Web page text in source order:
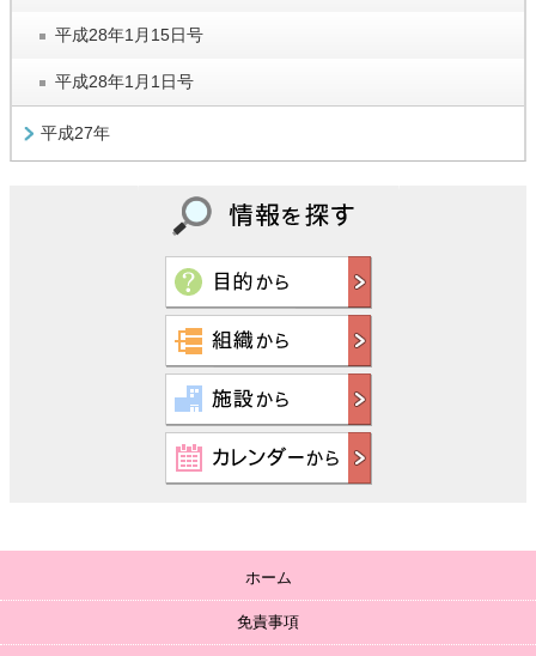
平成28年1月15日号
平成28年1月1日号
平成27年
ホーム
免責事項